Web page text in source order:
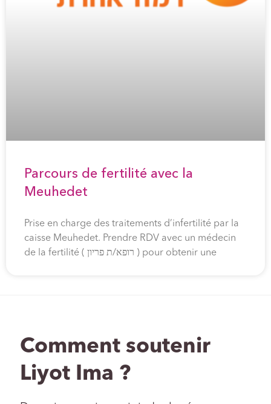
Parcours de fertilité avec la
Meuhedet
Prise en charge des traitements d’infertilité par la
caisse Meuhedet. Prendre RDV avec un médecin
de la fertilité ( רופא/ת פריון ) pour obtenir une
Comment soutenir
Liyot Ima ?